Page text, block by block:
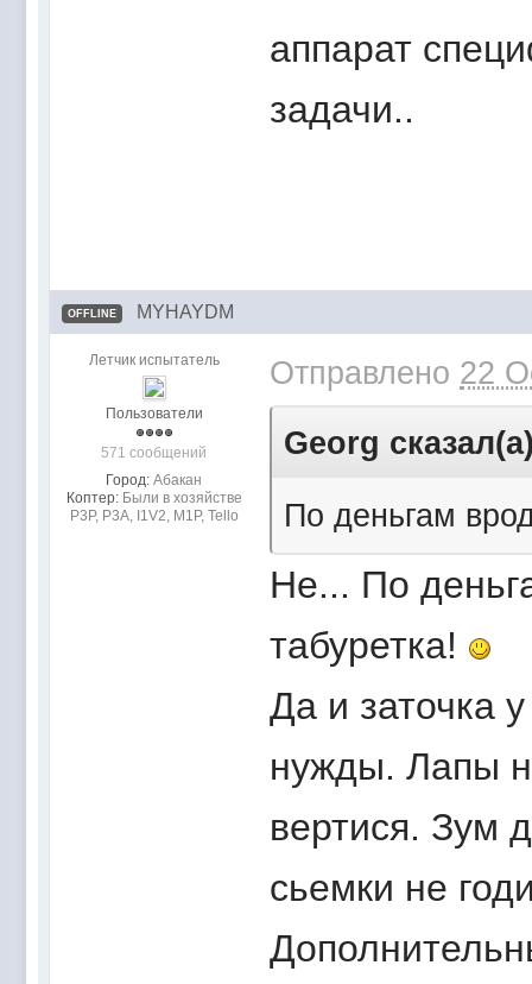
аппарат
задачи..
OFFLINE MYHAYDM
Летчик испытатель
Пользователи
571 сообщений
Город: Абакан
Коптер: Были в хозяйстве
Р3Р, Р3А, I1V2, M1P, Tello
Отправлено 22
Georg
По деньгам
Не... По
табуретка!
Да и заточка
нужды. Лапы
вертися. Зум
сьемки не